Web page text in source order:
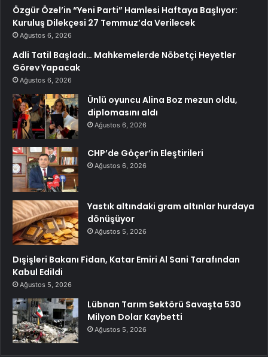
Özgür Özel’in “Yeni Parti” Hamlesi Haftaya Başlıyor:
Kuruluş Dilekçesi 27 Temmuz’da Verilecek
Ağustos 6, 2026
Adli Tatil Başladı… Mahkemelerde Nöbetçi Heyetler
Görev Yapacak
Ağustos 6, 2026
Ünlü oyuncu Alina Boz mezun oldu,
diplomasını aldı
Ağustos 6, 2026
CHP’de Göçer’in Eleştirileri
Ağustos 6, 2026
Yastık altındaki gram altınlar hurdaya
dönüşüyor
Ağustos 5, 2026
Dışişleri Bakanı Fidan, Katar Emiri Al Sani Tarafından
Kabul Edildi
Ağustos 5, 2026
Lübnan Tarım Sektörü Savaşta 530
Milyon Dolar Kaybetti
Ağustos 5, 2026